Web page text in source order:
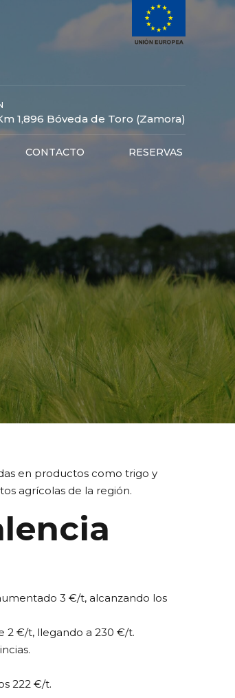
1,896 Bóveda de Toro (Zamora)
CONTACTO RESERVAS
en productos como trigo y
agrícolas de la región.
3 €/t, alcanzando los
2 €/t, llegando a 230 €/t.
222 €/t.